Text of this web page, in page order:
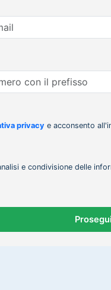
privacy e acconsento
e condivisione delle